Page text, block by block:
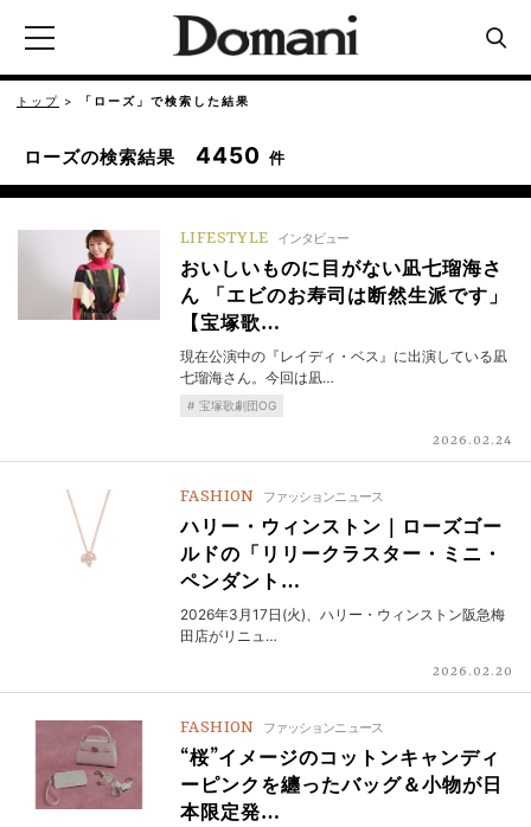
トップ 「ローズ」で検索した結果
ローズの検索結果 4450 件
LIFESTYLE インタビュー
おいしいものに目がない凪七瑠海さ
ん 「エビのお寿司は断然生派です」
【宝塚歌…
現在公演中の『レイディ・ベス』に出演している凪
七瑠海さん。今回は凪…
宝塚歌劇団OG
2026.02.24
FASHION ファッションニュース
ハリー・ウィンストン｜ローズゴー
ルドの「リリークラスター・ミニ・
ペンダント…
2026年3月17日(火)、ハリー・ウィンストン阪急梅
田店がリニュ…
2026.02.20
FASHION ファッションニュース
“桜”イメージのコットンキャンディ
ーピンクを纏ったバッグ＆小物が日
本限定発…